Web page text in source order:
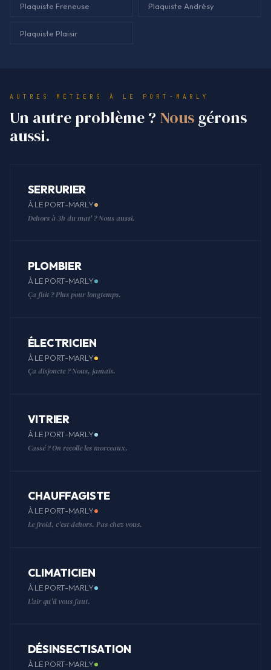
Plaquiste Freneuse Plaquiste Andrésy
Plaquiste Plaisir
AUTRES MÉTIERS À LE PORT-MARLY
Un autre problème ? Nous gérons
aussi.
SERRURIER
À LE PORT-MARLY
Dehors à 3h du mat' ? Nous aussi.
PLOMBIER
À LE PORT-MARLY
Ça fuit ? Plus pour longtemps.
ÉLECTRICIEN
À LE PORT-MARLY
Ça disjoncte ? Nous, jamais.
VITRIER
À LE PORT-MARLY
Cassé ? On recolle les morceaux.
CHAUFFAGISTE
À LE PORT-MARLY
Le froid, c'est dehors. Pas chez vous.
CLIMATICIEN
À LE PORT-MARLY
L'air qu'il vous faut.
DÉSINSECTISATION
À LE PORT-MARLY